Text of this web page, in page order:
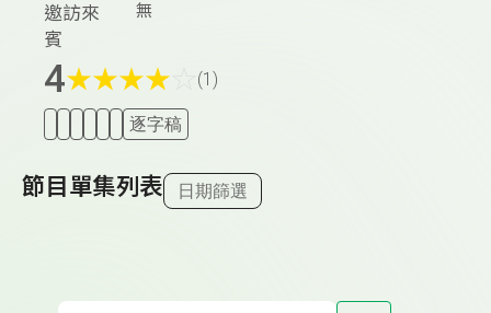
邀訪來
賓
無
4★★★★ (1)
逐字稿
節目單集列表 日期篩選